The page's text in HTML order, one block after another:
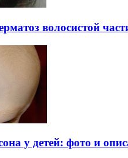
волосистой
у детей: фото и